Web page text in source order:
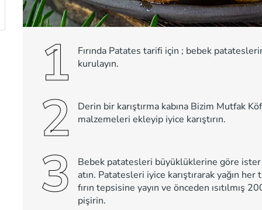
1
Fırında Patates tarifi için ; bebek
kurulayın.
2
Derin bir karıştırma kabına Bizim Mutfak
malzemeleri ekleyip iyice karıştırın.
3
Bebek patatesleri büyüklüklerine göre
atın. Patatesleri iyice karıştırarak yağın her
fırın tepsisine yayın ve önceden ısıtılmış
pişirin.